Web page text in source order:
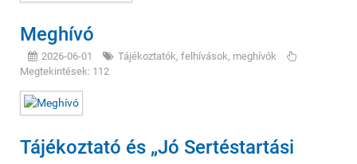
Meghívó
2026-06-01
Tájékoztatók, felhívások, meghívók
Megtekintések: 112
Tájékoztató és „Jó Sertéstartási